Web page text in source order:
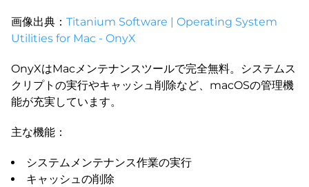
画像出典： Titanium Software | Operating System
Utilities for Mac - OnyX
OnyXはMacメンテナンスツールで完全無料。システムス
クリプトの実行やキャッシュ削除など、macOSの管理機
能が充実しています。
主な機能：
システムメンテナンス作業の実行
キャッシュの削除